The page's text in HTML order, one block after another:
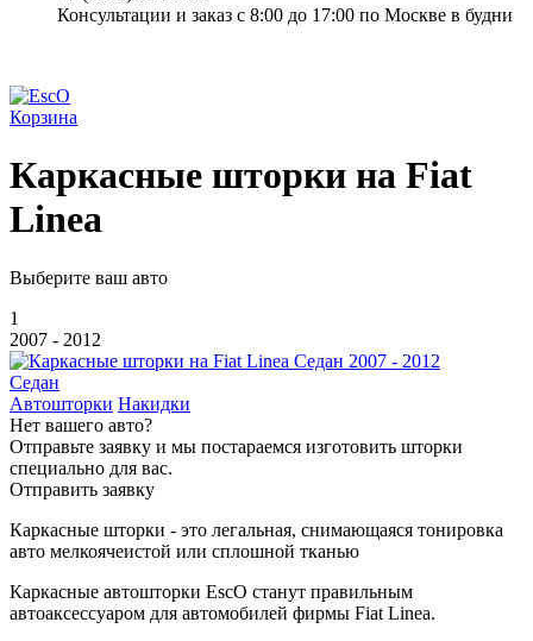
Консультации и заказ с 8:00 до 17:00 по Москве в будни
Корзина
Каркасные шторки на Fiat
Linea
Выберите ваш авто
1
2007 - 2012
Седан
Автошторки Накидки
Нет вашего авто?
Отправьте заявку и мы постараемся изготовить шторки
специально для вас.
Отправить заявку
Каркасные шторки - это легальная, снимающаяся тонировка
авто мелкоячеистой или сплошной тканью
Каркасные автошторки EscO станут правильным
автоаксессуаром для автомобилей фирмы Fiat Linea.